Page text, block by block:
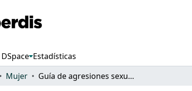
Estadísticas
Mujer Guía de agresiones sexuales. MAPA. Materiales adaptados para mujeres con discapacidad